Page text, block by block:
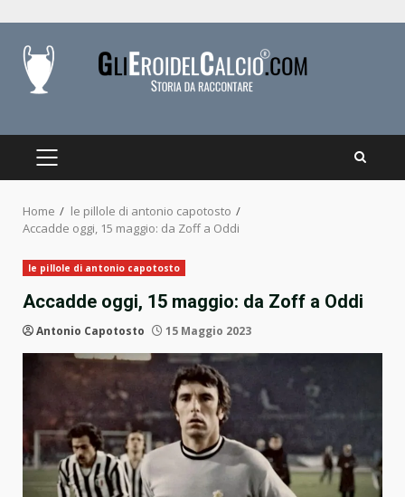
content
PRIMARY
Home
le pillole di antonio capotosto
Accadde oggi, 15 maggio: da Zoff a Oddi
le pillole di antonio capotosto
Accadde oggi, 15 maggio: da Zoff a Oddi
Antonio Capotosto 15 Maggio 2023